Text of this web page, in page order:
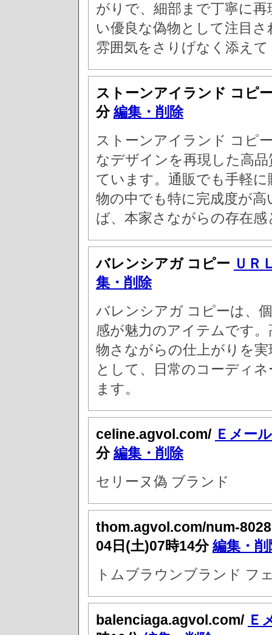
がりで、細部まで丁寧に
い優良な偽物として注目
雰囲気をさりげなく添え
ストーンアイランド コピ
分編集・削除
ストーンアイランド コピ
なデザインを再現した高
ています。通販でも手軽
物の中でも特に完成度が
ば、本家さながらの存在
バレンシアガ コピー ＵＲ
集・削除
バレンシアガ コピーは、
感が魅力のアイテムです
物さながらの仕上がりを
として、日常のコーディ
ます。
celine.agvol.com/ Ｅメール
分編集・削除
セリーヌ偽 ブランド
thom.agvol.com/num-
04日(土)07時14分編集・削
トムブラウンブランド フ
balenciaga.agvol.com/ Ｅ